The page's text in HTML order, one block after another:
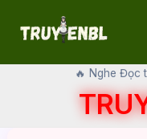
🔥 Nghe Đọc